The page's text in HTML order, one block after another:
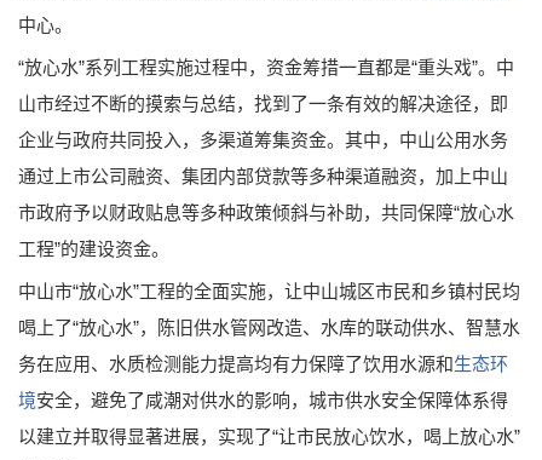
中心。
“放心水”系列工程实施过程中，资金筹措一直都是“重头戏”。中
山市经过不断的摸索与总结，找到了一条有效的解决途径，即
企业与政府共同投入，多渠道筹集资金。其中，中山公用水务
通过上市公司融资、集团内部贷款等多种渠道融资，加上中山
市政府予以财政贴息等多种政策倾斜与补助，共同保障“放心水
工程”的建设资金。
中山市“放心水”工程的全面实施，让中山城区市民和乡镇村民均
喝上了“放心水”，陈旧供水管网改造、水库的联动供水、智慧水
务在应用、水质检测能力提高均有力保障了饮用水源和生态环
境安全，避免了咸潮对供水的影响，城市供水安全保障体系得
以建立并取得显著进展，实现了“让市民放心饮水，喝上放心水”